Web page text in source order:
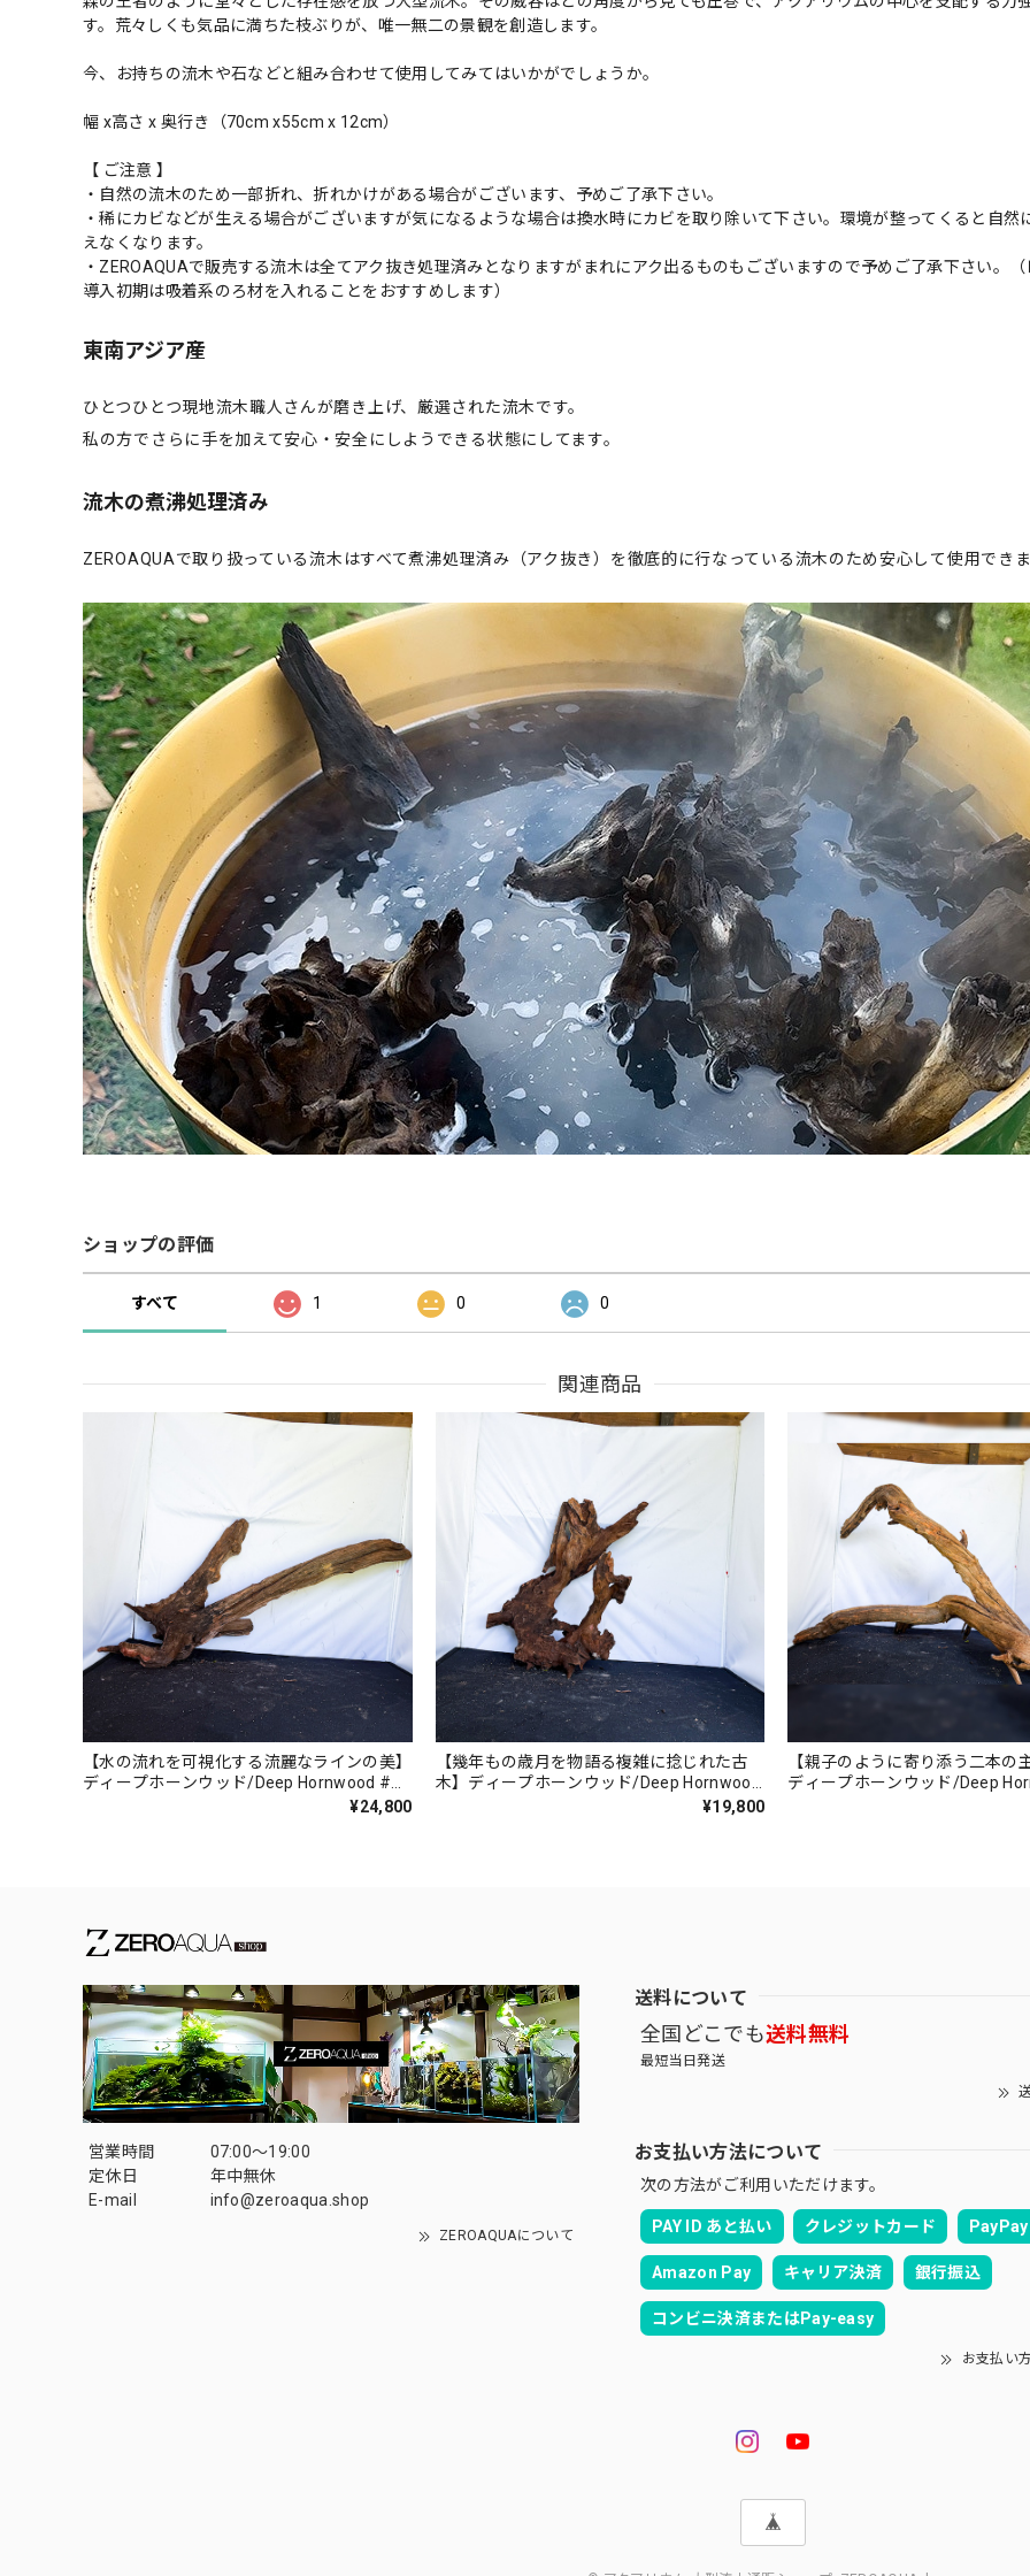
す。荒々しくも気品に満ちた枝ぶりが、唯一無二の景観を創造します。
今、お持ちの流木や石などと組み合わせて使用してみてはいかがでしょうか。
幅 x高さ x 奥行き（70cm x55cm x 12cm）
【 ご注意 】
・自然の流木のため一部折れ、折れかけがある場合がございます、予めご了承下さい。
・稀にカビなどが生える場合がございますが気になるような場合は換水時にカビを取り除いて下さい。環境が整ってくると自然
えなくなります。
・ZEROAQUAで販売する流木は全てアク抜き処理済みとなりますがまれにアク出るものもございますので予めご了承下さい。
導入初期は吸着系のろ材を入れることをおすすめします）
東南アジア産
ひとつひとつ現地流木職人さんが磨き上げ、厳選された流木です。
私の方でさらに手を加えて安心・安全にしようできる状態にしてます。
流木の煮沸処理済み
ZEROAQUAで取り扱っている流木はすべて煮沸処理済み（アク抜き）を徹底的に行なっている流木のため安心して使用でき
ショップの評価
すべて 1 0 0
関連商品
【水の流れを可視化する流麗なラインの美】
ディープホーンウッド/Deep Hornwood #大
¥24,800
【幾年もの歳月を物語る複雑に捻じれた古
木】ディープホーンウッド/Deep Hornwood
¥19,800
【親子のように寄り添う二本の
ディープホーンウッド/Deep
営業時間
07:00〜19:00
定休日
年中無休
E-mail
info@zeroaqua.shop
ZEROAQUAについて
送料について
全国どこでも送料無料
最短当日発送
お支払い方法について
次の方法がご利用いただけます。
PAY ID あと払い クレジットカード PayPay
Amazon Pay キャリア決済 銀行振込
コンビニ決済またはPay-easy
お支払い